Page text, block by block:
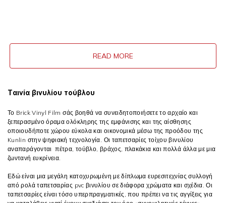
READ MORE
Ταινία βινυλίου τούβλου
Το Brick Vinyl Film σάς βοηθά να συνειδητοποιήσετε το αρχαίο και
ξεπερασμένο όραμα ολόκληρης της εμφάνισης και της αίσθησης
οποιουδήποτε χώρου εύκολα και οικονομικά μέσω της προόδου της
Kunlin στην ψηφιακή τεχνολογία. Οι ταπετσαρίες τοίχου βινυλίου
αναπαράγονται πέτρα, τούβλο, βράχος, πλακάκια και πολλά άλλα με μια
ζωντανή ευκρίνεια.
Εδώ είναι μια μεγάλη κατοχυρωμένη με δίπλωμα ευρεσιτεχνίας συλλογή
από ρολά ταπετσαρίας pvc βινυλίου σε διάφορα χρώματα και σχέδια. Οι
ταπετσαρίες είναι τόσο υπερπραγματικές, που πρέπει να τις αγγίξεις για